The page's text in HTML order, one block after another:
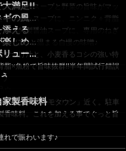
の味噌スープと野菜の旨味がマッ
大満足!!
かせたスープに、ニンニク＋背脂
の風...
た特製醤油スープに、専用のねぎ
添える
たほっと温まる自慢の味噌♪
しめ...
つけ汁と、小麦香るコシの強い特
ュー...
脂×魚粉で旨味抜群!!半年間試行錯誤
☆
でもお気軽にどうぞ。
センター「コモタウン」近く。駐車
製香味料
味料。これを加える事でぐっと旨
れで賑わいます♪